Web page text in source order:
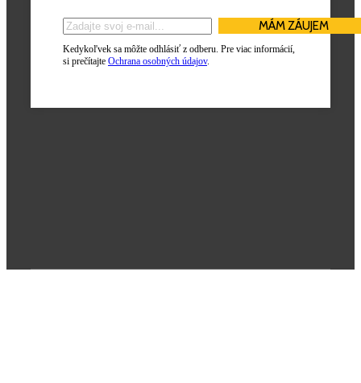
Kedykoľvek sa môžte odhlásiť z odberu. Pre viac informácií,
si prečítajte Ochrana osobných údajov.